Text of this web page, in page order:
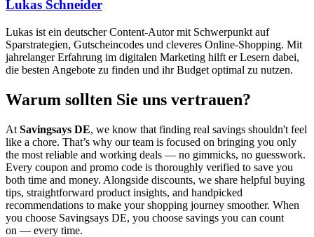
Lukas Schneider
Lukas ist ein deutscher Content-Autor mit Schwerpunkt auf
Sparstrategien, Gutscheincodes und cleveres Online-Shopping. Mit
jahrelanger Erfahrung im digitalen Marketing hilft er Lesern dabei,
die besten Angebote zu finden und ihr Budget optimal zu nutzen.
Warum sollten Sie uns vertrauen?
At Savingsays DE, we know that finding real savings shouldn't feel
like a chore. That’s why our team is focused on bringing you only
the most reliable and working deals — no gimmicks, no guesswork.
Every coupon and promo code is thoroughly verified to save you
both time and money. Alongside discounts, we share helpful buying
tips, straightforward product insights, and handpicked
recommendations to make your shopping journey smoother. When
you choose Savingsays DE, you choose savings you can count
on — every time.